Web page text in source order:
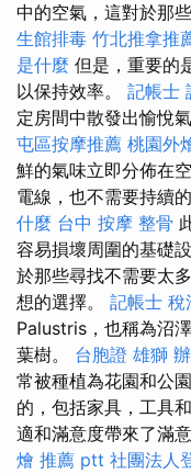
中的空氣，這對於那
生館排毒 竹北推拿推
是什麼 但是，重要的
以保持效率。 記帳士
定房間中散發出愉悅
屯區按摩推薦 桃園外
鮮的氣味立即分佈在
電線，也不需要持續
什麼 台中 按摩 整骨
容易損壞周圍的基礎
於那些尋找不需要太
想的選擇。 記帳士 稅
Palustris，也稱為沼
葉樹。 台胞證 雄獅
常被種植為花園和公
的，包括家具，工具
適和滿意度帶來了滿
燴 推薦 ptt 社團法人